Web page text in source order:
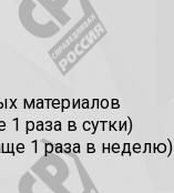
материалов
раза в сутки)
1 раза в неделю)